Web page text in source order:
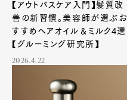
【アウトバスケア入門】髪質改
善の新習慣。美容師が選ぶお
すすめヘアオイル＆ミルク4選
【グルーミング研究所】
2026.4.22